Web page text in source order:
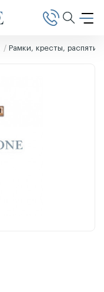
Рамки, кресты, распятия